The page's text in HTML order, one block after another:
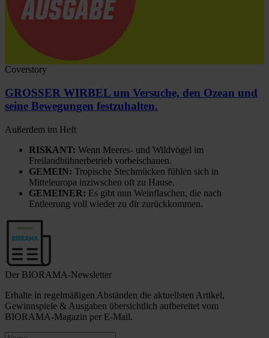
Coverstory
GROSSER WIRBEL um Versuche, den Ozean und
seine Bewegungen festzuhalten.
Außerdem im Heft
RISKANT: Wenn Meeres- und Wildvögel im
Freilandhühnerbetrieb vorbeischauen.
GEMEIN: Tropische Stechmücken fühlen sich in
Mitteleuropa inziwschen oft zu Hause.
GEMEINER: Es gibt nun Weinflaschen, die nach
Entleerung voll wieder zu dir zurückkommen.
Der BIORAMA-Newsletter
Erhalte in regelmäßigen Abständen die aktuellsten Artikel,
Gewinnspiele & Ausgaben übersichtlich aufbereitet vom
BIORAMA-Magazin per E-Mail.